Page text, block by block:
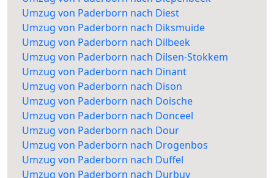
Umzug von Paderborn nach Diest
Umzug von Paderborn nach Diksmuide
Umzug von Paderborn nach Dilbeek
Umzug von Paderborn nach Dilsen-Stokkem
Umzug von Paderborn nach Dinant
Umzug von Paderborn nach Dison
Umzug von Paderborn nach Doische
Umzug von Paderborn nach Donceel
Umzug von Paderborn nach Dour
Umzug von Paderborn nach Drogenbos
Umzug von Paderborn nach Duffel
Umzug von Paderborn nach Durbuy